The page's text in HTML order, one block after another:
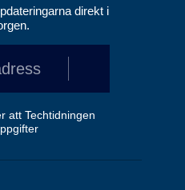
direkt i
att Techtidningen